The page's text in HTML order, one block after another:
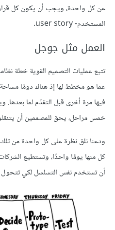
عن كل واحدة، ويجب أن يكون كل
المستخدم- user story.
العمل مثل جوجل
تتبع عمليات التصميم القوية خطة
عما هو مخطط لها إذ هناك دومًا مساحة
فيها مرة أخرى قبل التقدّم لما
خمس مراحل، يحق للمصممين أن
ودعنا نلق نظرة على كل واحدة من
كل منها يومًا واحدًا، وتستطيع
أن تستخدم نفس التسلسل لكي